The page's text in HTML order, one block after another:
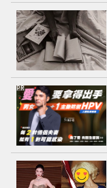
PR